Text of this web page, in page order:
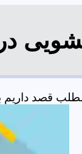
قصد داریم